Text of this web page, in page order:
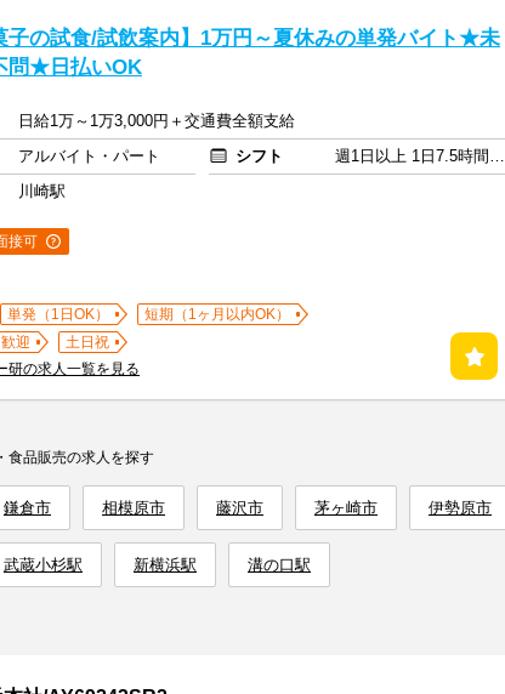
子の試食/試飲案内】1万円～夏休みの単発バイト★未
問★日払いOK
日給1万～1万3,000円＋交通費全額支給
アルバイト・パート シフト
週1日以上 1日7.5時間以上
川崎駅
接可
単発（1日OK）
短期（1ヶ月以内OK）
迎
土日祝
研の求人一覧を見る
食品販売の求人を探す
鎌倉市 相模原市 藤沢市 茅ヶ崎市 伊勢原市
武蔵小杉駅 新横浜駅 溝の口駅